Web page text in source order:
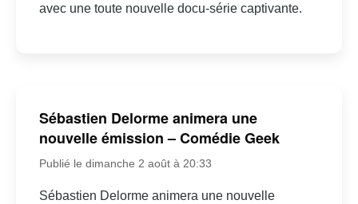
avec une toute nouvelle docu-série captivante.
Sébastien Delorme animera une
nouvelle émission – Comédie Geek
Publié le dimanche 2 août à 20:33
Sébastien Delorme animera une nouvelle